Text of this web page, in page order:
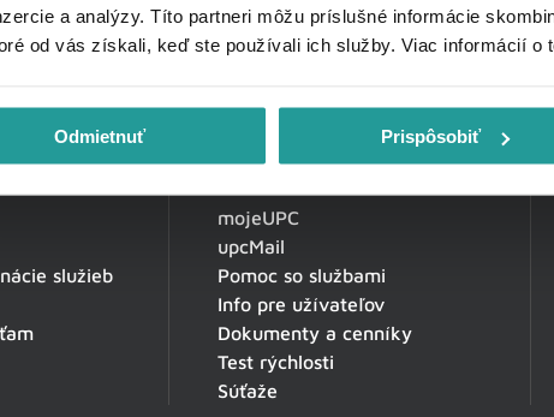
a analýzy. Títo partneri môžu príslušné informácie
od vás získali, keď ste používali ich služby. Viac informácií o
Odmietnuť Prispôsobiť
služieb
Zákaznícka zóna
mojeUPC
upcMail
Pomoc so službami
Info pre užívateľov
Dokumenty a cenníky
Test rýchlosti
Súťaže